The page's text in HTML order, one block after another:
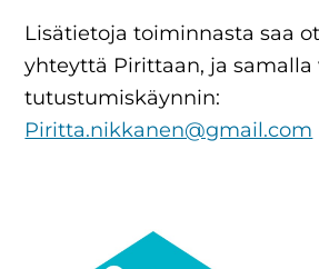
Lisätietoja toiminnasta saa
yhteyttä Pirittaan, ja samalla
tutustumiskäynnin:
Piritta.nikkanen@gmail.com